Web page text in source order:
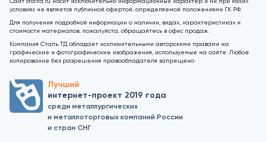
условиях не является публичной офертой, определяемой положениями ГК РФ.
Для получения подробной информации о наличии, видах, характеристиках и
стоимости материалов, пожалуйста, обращайтесь в офис продаж.
Компания Сталь ТД обладает исключительными авторскими правами на
графические и фотографические изображения, используемые на сайте. Любое
копирование без разрешения правообладателя запрещено
Лучший
интернет-проект 2019 года
среди металлургических
и металлоторговых компаний России
и стран СНГ